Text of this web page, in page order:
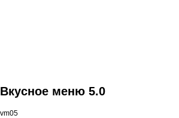
Вкусное меню 5.0
vm05